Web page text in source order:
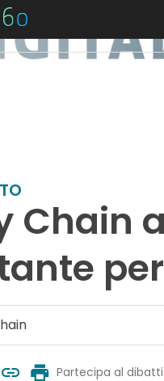
Chain
Partecipa al